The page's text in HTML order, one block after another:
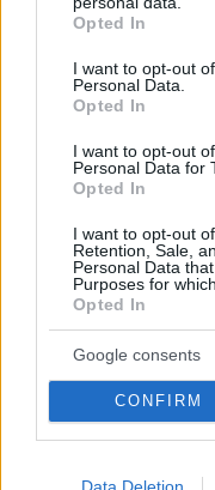
grant or deny consent
use your data for
consent section.
Opted In
I want to opt-out
Personal Data.
Opted In
I want to opt-out
Personal Data for
Opted In
I want to opt-out
Retention, Sale,
Personal Data
Purposes for
Opted In
Google consents
CONFIRM
Data Deletion
Το μέλλον της
27.07.2026, 06:00